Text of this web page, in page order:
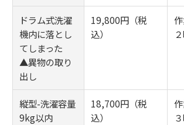
ドラム式洗濯
機内に落とし
てしまった
▲異物の取り
出し
19,800円（税
込）
縦型-洗濯容量
9kg以内
18,700円（税
込）